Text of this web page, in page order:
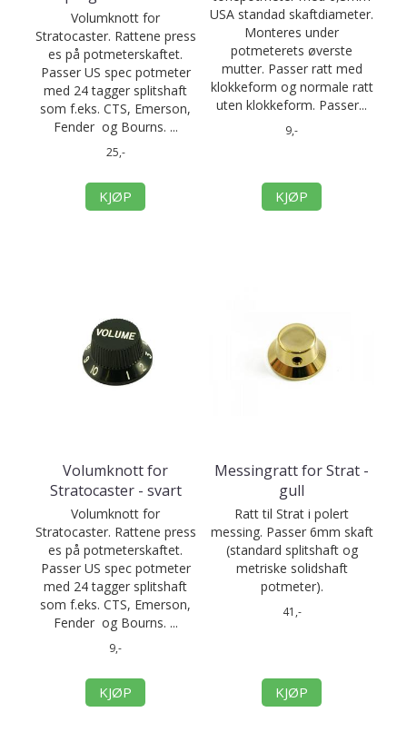
Volumknott for
Stratocaster. Rattene press
es på potmeterskaftet.
Passer US spec potmeter
med 24 tagger splitshaft
som f.eks. CTS, Emerson,
Fender og Bourns. ...
25,-
KJØP
USA standad skaftdiameter.
Monteres under
potmeterets øverste
mutter. Passer ratt med
klokkeform og normale ratt
uten klokkeform. Passer...
9,-
KJØP
Volumknott for
Stratocaster - svart
Volumknott for
Stratocaster. Rattene press
es på potmeterskaftet.
Passer US spec potmeter
med 24 tagger splitshaft
som f.eks. CTS, Emerson,
Fender og Bourns. ...
9,-
KJØP
Messingratt for Strat -
gull
Ratt til Strat i polert
messing. Passer 6mm skaft
(standard splitshaft og
metriske solidshaft
potmeter).
41,-
KJØP